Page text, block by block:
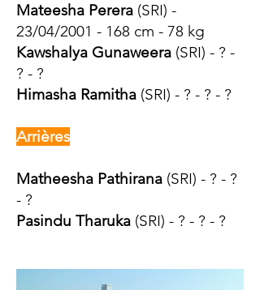
Mateesha Perera (SRI) -
23/04/2001 - 168 cm - 78 kg
Kawshalya Gunaweera (SRI) - ? -
? - ?
Himasha Ramitha (SRI) - ? - ? - ?
Arrières
Matheesha Pathirana (SRI) - ? - ?
- ?
Pasindu Tharuka (SRI) - ? - ? - ?